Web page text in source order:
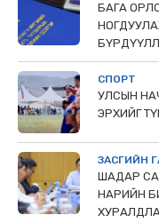
БАГА
СПОРТ
УЛСЫН
ЭРХИЙГ
ЗАСГИЙН
ШАДАР
НАРИЙН